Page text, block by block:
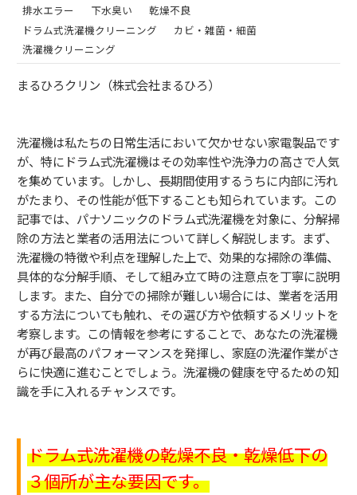
排水エラー
下水臭い
乾燥不良
ドラム式洗濯機クリーニング
カビ・雑菌・細菌
洗濯機クリーニング
まるひろクリン（株式会社まるひろ）
洗濯機は私たちの日常生活において欠かせない家電製品です
が、特にドラム式洗濯機はその効率性や洗浄力の高さで人気
を集めています。しかし、長期間使用するうちに内部に汚れ
がたまり、その性能が低下することも知られています。この
記事では、パナソニックのドラム式洗濯機を対象に、分解掃
除の方法と業者の活用法について詳しく解説します。まず、
洗濯機の特徴や利点を理解した上で、効果的な掃除の準備、
具体的な分解手順、そして組み立て時の注意点を丁寧に説明
します。また、自分での掃除が難しい場合には、業者を活用
する方法についても触れ、その選び方や依頼するメリットを
考察します。この情報を参考にすることで、あなたの洗濯機
が再び最高のパフォーマンスを発揮し、家庭の洗濯作業がさ
らに快適に進むことでしょう。洗濯機の健康を守るための知
識を手に入れるチャンスです。
ドラム式洗濯機の乾燥不良・乾燥低下の
３個所が主な要因です。